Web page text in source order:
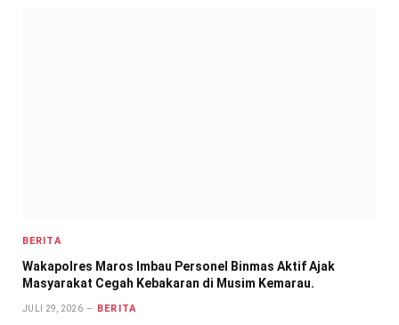
BERITA
Wakapolres Maros Imbau Personel Binmas Aktif Ajak
Masyarakat Cegah Kebakaran di Musim Kemarau.
JULI 29, 2026 BERITA